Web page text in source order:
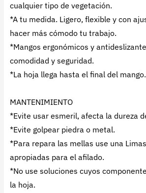
cualquier tipo de vegetación.
*A tu medida. Ligero, flexible y con
hacer más cómodo tu trabajo.
*Mangos ergonómicos y
comodidad y seguridad.
*La hoja llega hasta el final del mango.
MANTENIMIENTO
*Evite usar esmeril, afecta la dureza
*Evite golpear piedra o metal.
*Para repara las mellas use una
apropiadas para el afilado.
*No use soluciones cuyos
la hoja.